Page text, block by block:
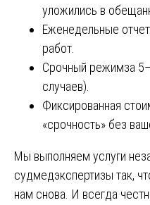
уложились в
Еженедельные
работ.
Срочный режимза
случаев).
Фиксированная
«срочность» без
Мы выполняем услуги
судмедэкспертизы так,
нам снова. И всегда